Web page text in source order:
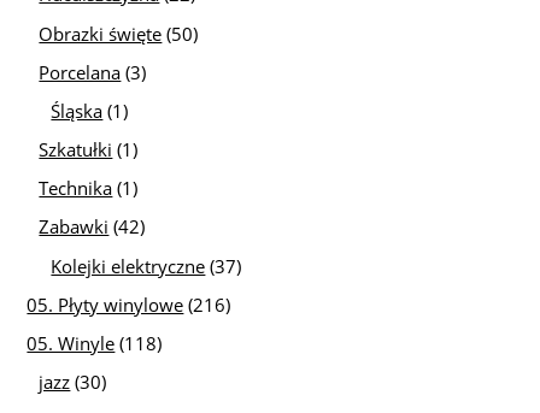
Obrazki święte (50)
Porcelana (3)
Śląska (1)
Szkatułki (1)
Technika (1)
Zabawki (42)
Kolejki elektryczne (37)
05. Płyty winylowe (216)
05. Winyle (118)
jazz (30)